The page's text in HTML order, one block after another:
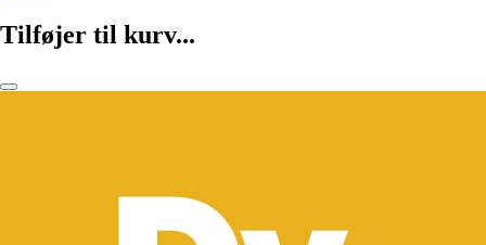
Tilføjer til kurv...